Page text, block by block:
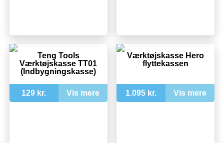
Teng Tools
Værktøjskasse TT01
(Indbygningskasse)
129 kr. Vis mere
Værktøjskasse Hero
flyttekassen
1.095 kr. Vis mere